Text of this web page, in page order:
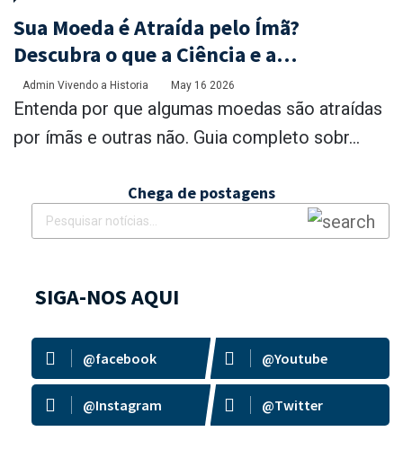
Sua Moeda é Atraída pelo Ímã?
Descubra o que a Ciência e a
Numismática Explicam.
Admin Vivendo a Historia May 16 2026
Entenda por que algumas moedas são atraídas
por ímãs e outras não. Guia completo sobr...
Chega de postagens
SIGA-NOS AQUI
@facebook @Youtube
@Instagram @Twitter